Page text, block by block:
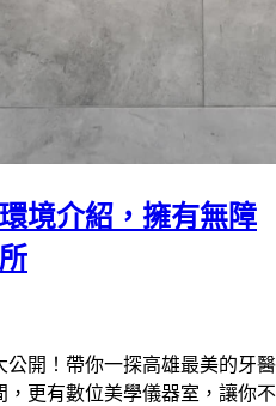
境介紹，擁有無障
開！帶你一探高雄最美的牙醫
更有數位美學儀器室，讓你不